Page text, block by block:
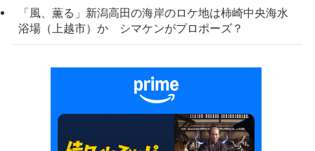
「風、薫る」新潟高田の海岸のロケ地は柿崎中央海水
浴場（上越市）か シマケンがプロポーズ？